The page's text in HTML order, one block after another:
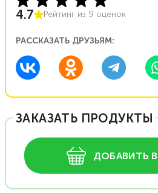
4.7 Рейтинг из 9 оценок
РАССКАЗАТЬ ДРУЗЬЯМ:
ЗАКАЗАТЬ ПРОДУКТЫ
ДОБАВИТЬ